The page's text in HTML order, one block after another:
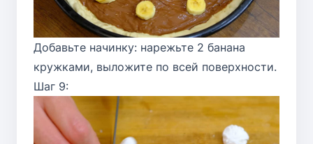
Добавьте начинку: нарежьте 2 банана
кружками, выложите по всей поверхности.
Шаг 9: